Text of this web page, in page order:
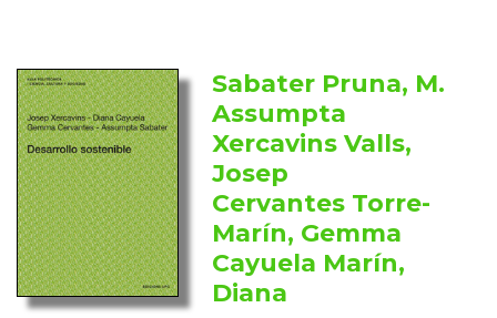
Sabater Pruna, M.
Assumpta
Xercavins Valls,
Josep
Cervantes Torre-
Marín, Gemma
Cayuela Marín,
Diana